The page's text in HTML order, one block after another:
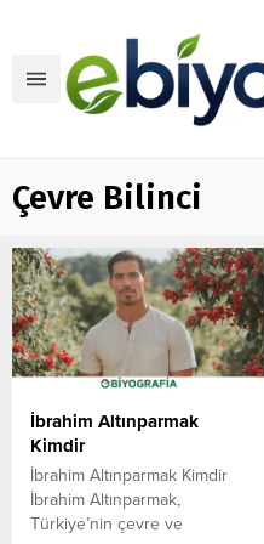
Çevre Bilinci
İbrahim Altınparmak
Kimdir
İbrahim Altınparmak Kimdir
İbrahim Altınparmak,
Türkiye’nin çevre ve